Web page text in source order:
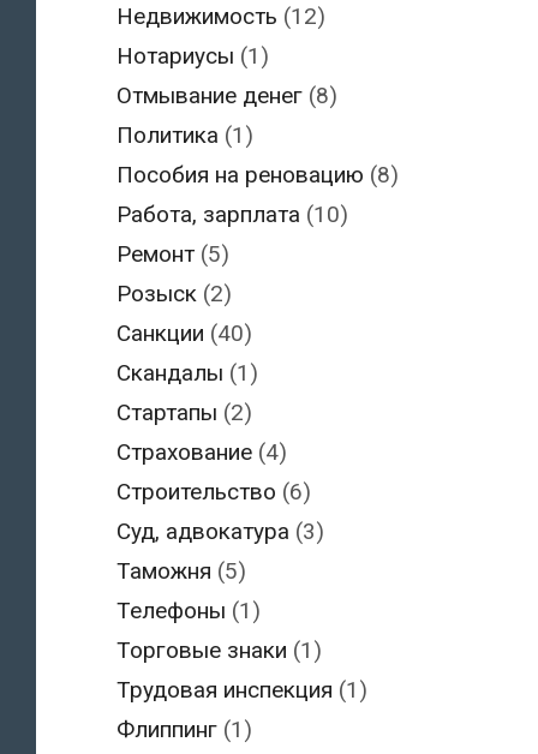
Недвижимость (12)
Нотариусы (1)
Отмывание денег (8)
Политика (1)
Пособия на реновацию (8)
Работа, зарплата (10)
Ремонт (5)
Розыск (2)
Санкции (40)
Скандалы (1)
Стартапы (2)
Страхование (4)
Строительство (6)
Суд, адвокатура (3)
Таможня (5)
Телефоны (1)
Торговые знаки (1)
Трудовая инспекция (1)
Флиппинг (1)